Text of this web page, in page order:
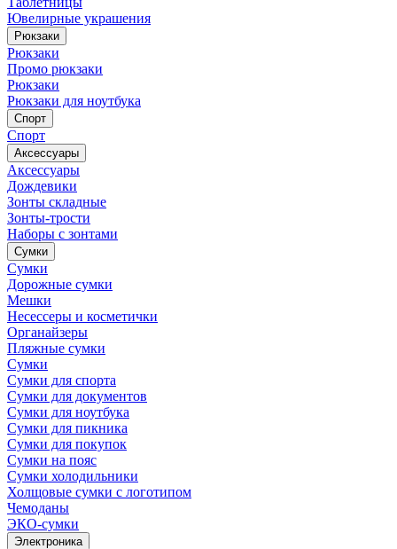
Ювелирные украшения
Рюкзаки
Рюкзаки
Промо рюкзаки
Рюкзаки
Рюкзаки для ноутбука
Спорт
Спорт
Аксессуары
Аксессуары
Дождевики
Зонты складные
Зонты-трости
Наборы с зонтами
Сумки
Сумки
Дорожные сумки
Мешки
Несессеры и косметички
Органайзеры
Пляжные сумки
Сумки
Сумки для спорта
Сумки для документов
Сумки для ноутбука
Сумки для пикника
Сумки для покупок
Сумки на пояс
Сумки холодильники
Холщовые сумки с логотипом
Чемоданы
ЭКО-сумки
Электроника